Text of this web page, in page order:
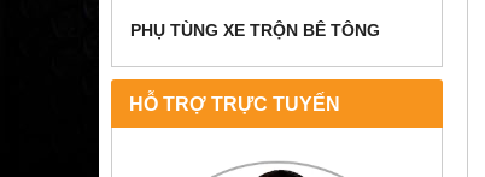
PHỤ TÙNG XE TRỘN BÊ TÔNG
HỖ TRỢ TRỰC TUYẾN